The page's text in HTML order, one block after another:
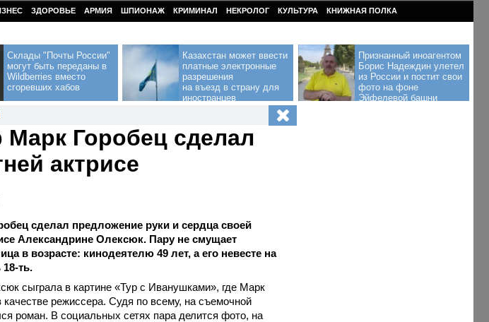
ЗДОРОВЬЕ АРМИЯ ШПИОНАЖ КРИМИНАЛ НЕКРОЛОГ КУЛЬТУРА КНИЖНАЯ ПОЛКА
Склады "Почты России"
могут быть переданы в
Wildberries вместо
сгоревших хабов
Казахстан может ввести
платные электронные
разрешения
на въезд в страну для
иностранцев
Признанный иноагентом
Борис Надеждин улетел
из России и постит свои
фото на фоне
Эйфелевой башни
Марк Горобец сделал
актрисе
сделал предложение руки и сердца своей
Александрине Олексюк. Пару не смущает
в возрасте: кинодеятелю 49 лет, а его невесте на
ть.
сыграла в картине «Тур с Иванушками», где Марк
режиссера. Судя по всему, на съемочной
роман. В социальных сетях пара делится фото, на